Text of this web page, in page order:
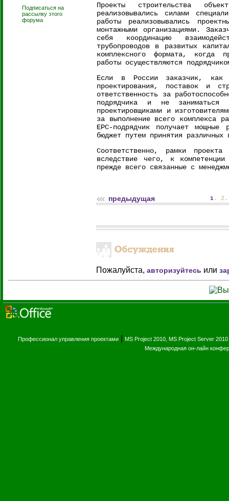
Подписаться на
рассылку этого
форума
Проекты строительства
реализовывались силами
работы реализовывались
монтажными организациями.
себя координацию
трубопроводов в развитых
комплексного формата, когда
работы осуществляются
Если в России заказчик, как
проектирования, поставок и
ответственность за
подрядчика и не заниматься
проектировщиками и
за выполнение всего комплекса
EPC-подрядчик получает
бюджет путем принятия
Соответственно, рамки
вследствие чего, к компетенции
прежде всего связанные с
предыдущая 1 . 2
Пожалуйста, авторизуйтесь или
Профессионал управления проектами MS Project 2010, MS Project Server 2010
Международная он-лайн